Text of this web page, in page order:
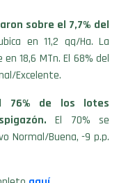
en 11,2 qq/Ha. La
18,6 MTn. El 68% del
Excelente.
76% de los lotes
El 70% se
Normal/Buena, -9 p.p.